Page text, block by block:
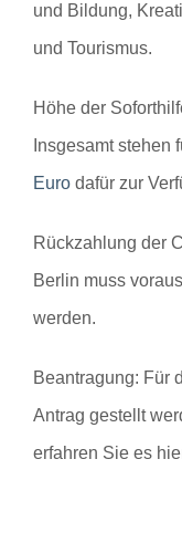
und Bildung,
und Tourismus.
Höhe der
Insgesamt stehen
Euro dafür zur
Rückzahlung der
Berlin muss
werden.
Beantragung: Für
Antrag gestellt
erfahren Sie es